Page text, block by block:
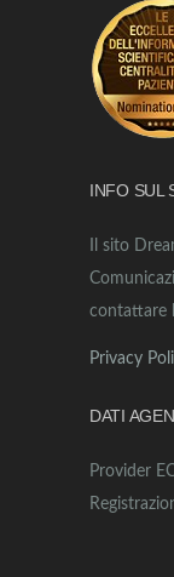
INFO SUL
Il sito
contattare
Privacy
DATI
Provider